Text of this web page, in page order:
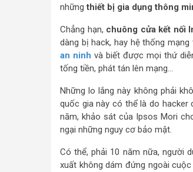
nhữngthiết bị gia dụng thông
Chẳng hạn, chuông cửa kết nối
dàng bị hack, hay hệ thống
an ninh và biết được mọi thứ
tống tiền, phát tán lên mạng…
Những lo lắng này không phải
quốc gia này có thể là do hacker
năm, khảo sát của Ipsos Mori
ngại những nguy cơ bảo mật.
Có thể, phải 10 năm nữa, người
xuất không dám đứng ngoài